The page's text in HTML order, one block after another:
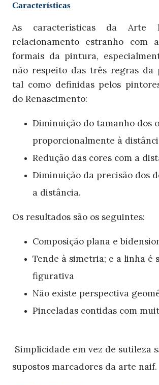
Características
As características da
relacionamento estranho com
formais da pintura,
não respeito das três regras da
tal como definidas pelos
do Renascimento:
Diminuição do tamanho dos
proporcionalmente à
Redução das cores com a
Diminuição da precisão dos
a distância.
Os resultados são os seguintes:
Composição plana e
Tende à simetria; e a linha é
figurativa
Não existe perspectiva
Pinceladas contidas com
Simplicidade em vez de sutileza
supostos marcadores da arte naif.